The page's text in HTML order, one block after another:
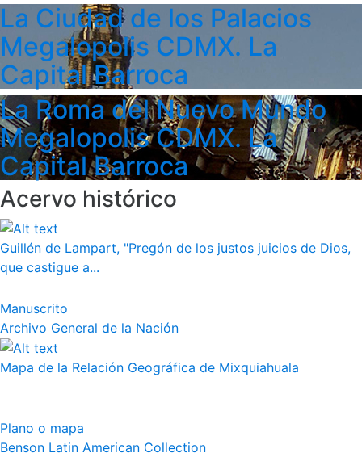
La Ciudad de los Palacios
Megalopolis CDMX. La
Capital Barroca
La Roma del Nuevo Mundo
Megalopolis CDMX. La
Capital Barroca
Acervo histórico
Guillén de Lampart, "Pregón de los justos juicios de Dios,
que castigue a...
Manuscrito
Archivo General de la Nación
Mapa de la Relación Geográfica de Mixquiahuala
Plano o mapa
Benson Latin American Collection